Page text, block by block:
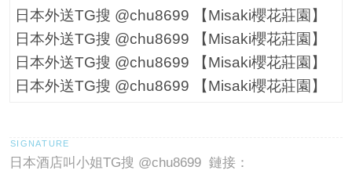
日本外送TG搜 @chu8699 【Misaki櫻花莊園】
日本外送TG搜 @chu8699 【Misaki櫻花莊園】
日本外送TG搜 @chu8699 【Misaki櫻花莊園】
日本外送TG搜 @chu8699 【Misaki櫻花莊園】
日本酒店叫小姐TG搜 @chu8699 鏈接：